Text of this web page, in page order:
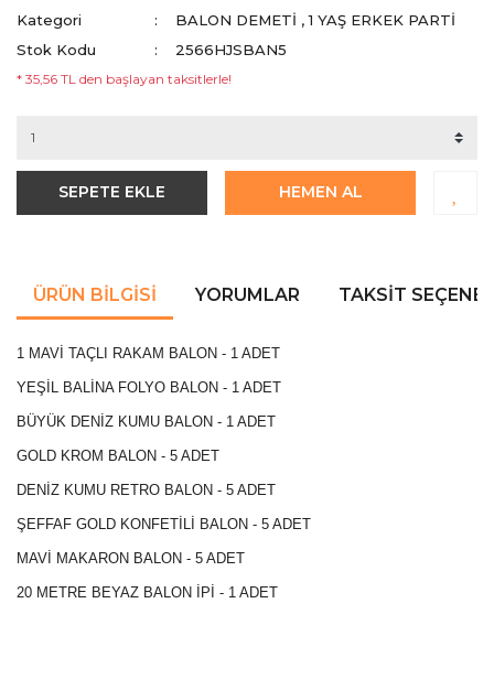
Kategori BALON DEMETİ ,1 YAŞ ERKEK PARTI
Stok Kodu
2566HJSBAN5
* 35,56 TL den başlayan taksitlerle!
SEPETE EKLE HEMEN AL
ÜRÜN BILGISI YORUMLAR TAKSIT
1 MAVİ TAÇLI RAKAM BALON - 1 ADET
YEŞİL BALİNA FOLYO BALON - 1 ADET
BÜYÜK DENİZ KUMU BALON - 1 ADET
GOLD KROM BALON - 5 ADET
DENİZ KUMU RETRO BALON - 5 ADET
ŞEFFAF GOLD KONFETİLİ BALON - 5 ADET
MAVİ MAKARON BALON - 5 ADET
20 METRE BEYAZ BALON İPİ - 1 ADET